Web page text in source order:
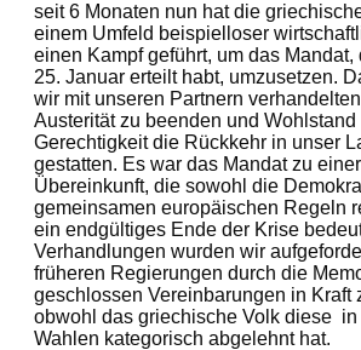
seit 6 Monaten nun hat die
einem Umfeld beispielloser
einen Kampf geführt, um das Mandat,
25. Januar erteilt habt, umzusetzen.
wir mit unseren Partnern
Austerität zu beenden und
Gerechtigkeit die Rückkehr in unser
gestatten. Es war das Mandat zu
Übereinkunft, die sowohl die
gemeinsamen europäischen Regeln
ein endgültiges Ende der Krise
Verhandlungen wurden wir
früheren Regierungen durch die
geschlossen Vereinbarungen in Kraft
obwohl das griechische Volk diese in
Wahlen kategorisch abgelehnt hat.